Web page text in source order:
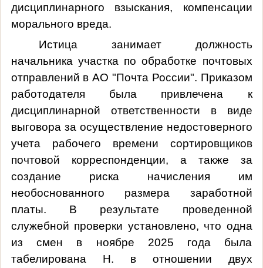
дисциплинарного взыскания, компенсации
морального вреда.
Истица занимает должность
начальника участка по обработке почтовых
отправлений в АО "Почта России". Приказом
работодателя была привлечена к
дисциплинарной ответственности в виде
выговора за осуществление недостоверного
учета рабочего времени сортировщиков
почтовой корреспонденции, а также за
создание риска начисления им
необоснованного размера заработной
платы. В результате проведенной
служебной проверки установлено, что одна
из смен в ноябре 2025 года была
табелирована Н. в отношении двух